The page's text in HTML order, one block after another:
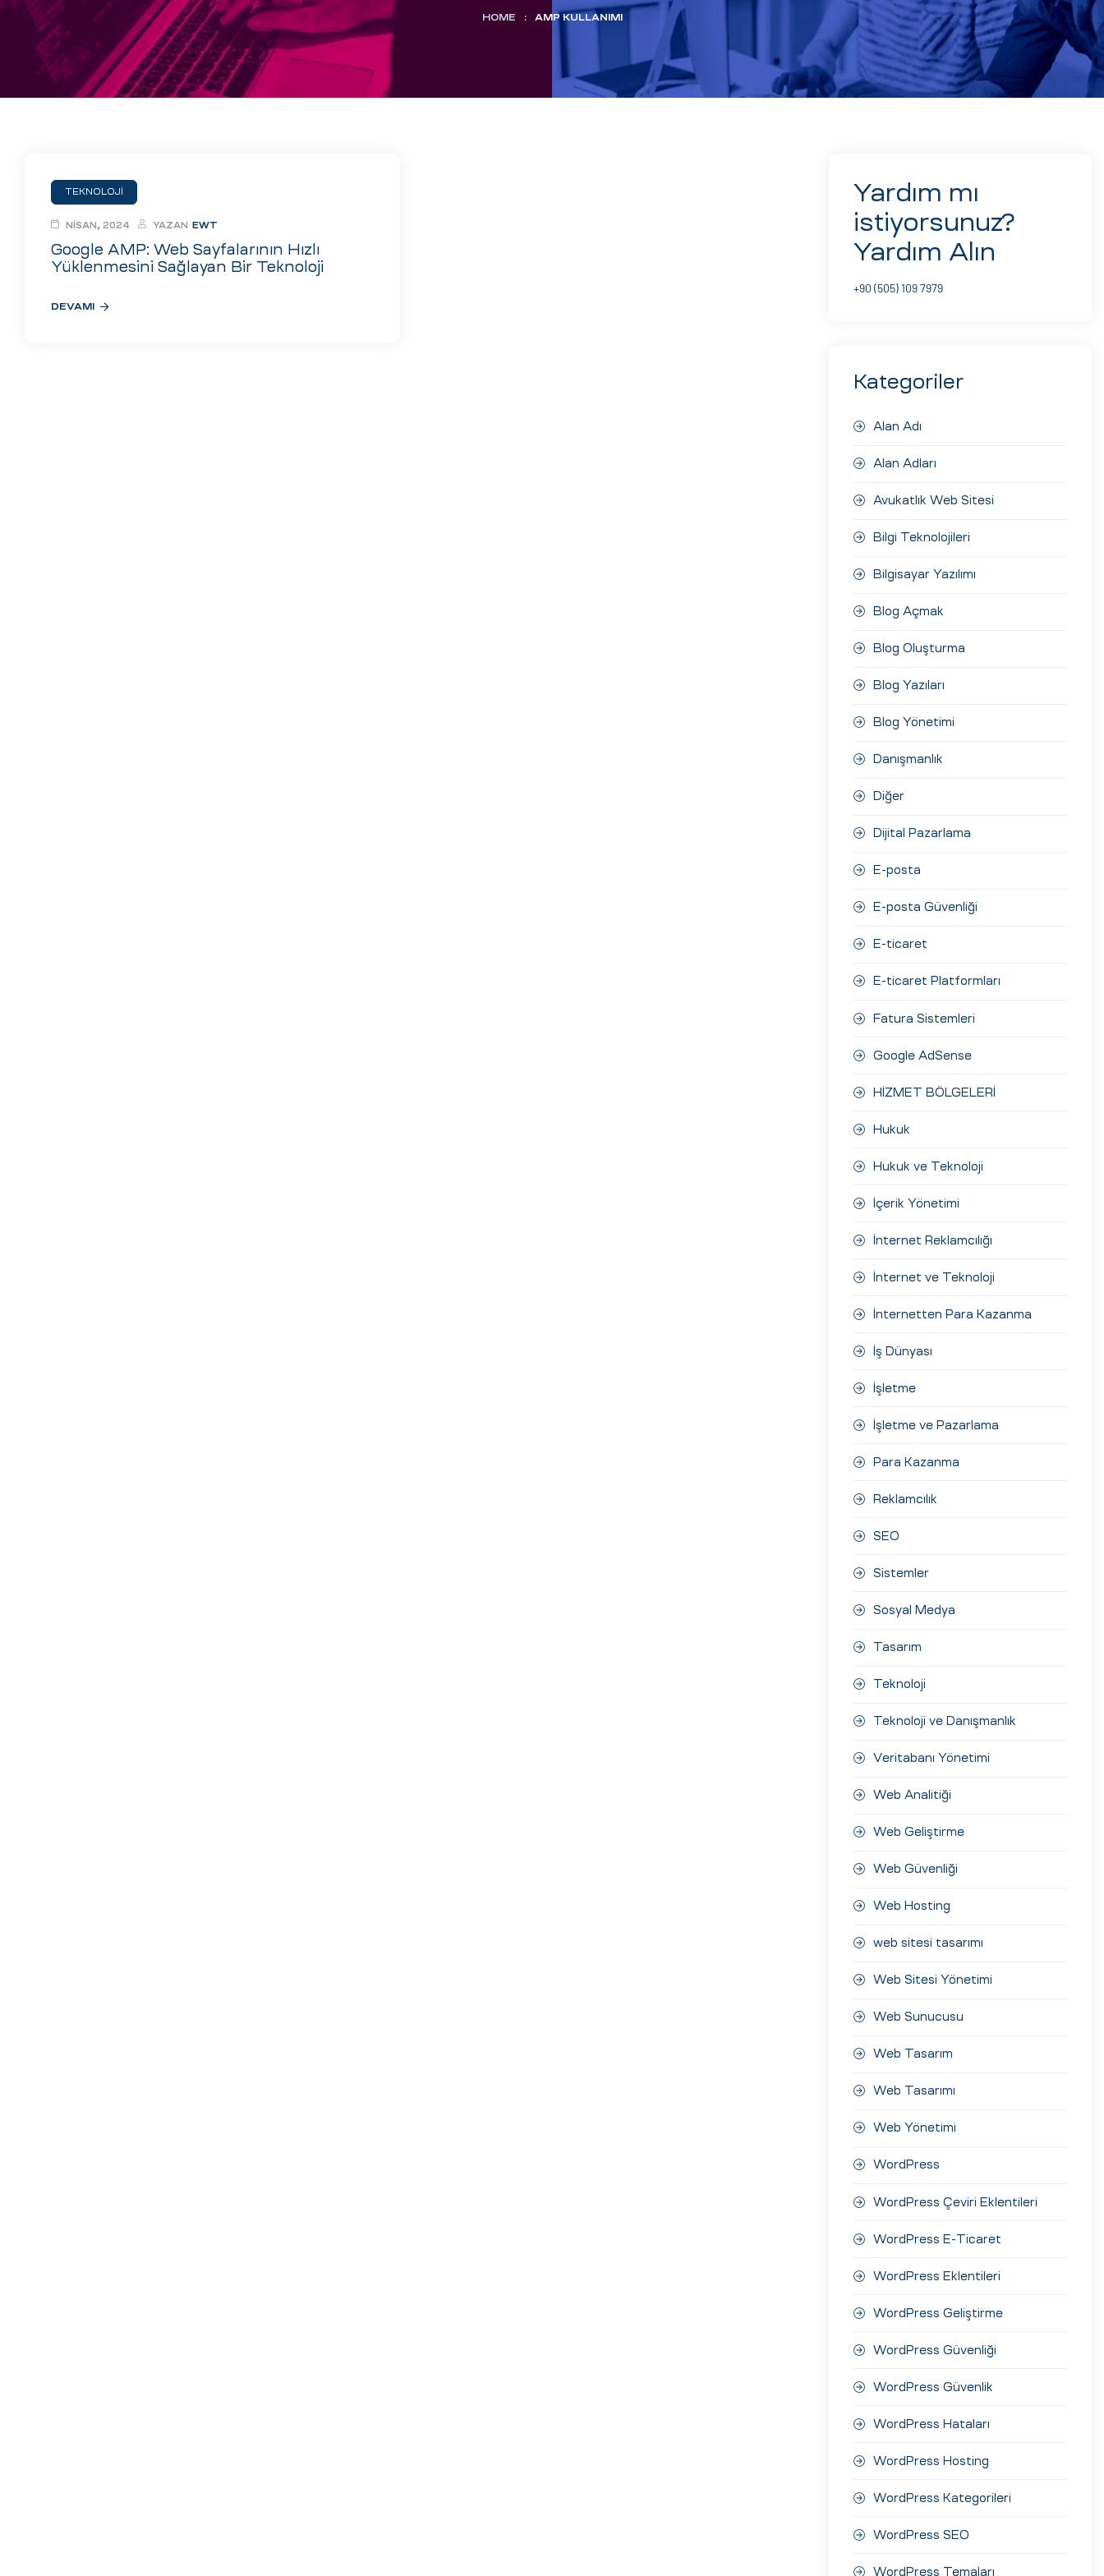
Aday
HOME : AMP KULLANIMI
TEKNOLOJI
Google AMP: Web Sayfalarının Hızlı
Yüklenmesini Sağlayan Bir Teknoloji
NISAN, 2024 YAZAN EWT
DEVAMI
Yardım mı
istiyorsunuz?
Yardım Alın
+90 (505) 109 7979
Kategoriler
Alan Adı
Alan Adları
Avukatlık Web Sitesi
Bilgi Teknolojileri
Bilgisayar Yazılımı
Blog Açmak
Blog Oluşturma
Blog Yazıları
Blog Yönetimi
Danışmanlık
Diğer
Dijital Pazarlama
E-posta
E-posta Güvenliği
E-ticaret
E-ticaret Platformları
Fatura Sistemleri
Google AdSense
HİZMET BÖLGELERİ
Hukuk
Hukuk ve Teknoloji
İçerik Yönetimi
İnternet Reklamcılığı
İnternet ve Teknoloji
İnternetten Para Kazanma
İş Dünyası
İşletme
İşletme ve Pazarlama
Para Kazanma
Reklamcılık
SEO
Sistemler
Sosyal Medya
Tasarım
Teknoloji
Teknoloji ve Danışmanlık
Veritabanı Yönetimi
Web Analitiği
Web Geliştirme
Web Güvenliği
Web Hosting
web sitesi tasarımı
Web Sitesi Yönetimi
Web Sunucusu
Web Tasarım
Web Tasarımı
Web Yönetimi
WordPress
WordPress Çeviri Eklentileri
WordPress E-Ticaret
WordPress Eklentileri
WordPress Geliştirme
WordPress Güvenliği
WordPress Güvenlik
WordPress Hataları
WordPress Hosting
WordPress Kategorileri
WordPress SEO
WordPress Temaları